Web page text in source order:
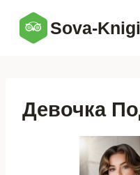
содержимому
Sova-
Девочка